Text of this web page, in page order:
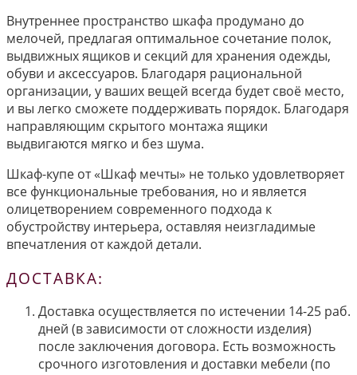
Внутреннее пространство шкафа продумано до
мелочей, предлагая оптимальное сочетание полок,
выдвижных ящиков и секций для хранения одежды,
обуви и аксессуаров. Благодаря рациональной
организации, у ваших вещей всегда будет своё место,
и вы легко сможете поддерживать порядок. Благодаря
направляющим скрытого монтажа ящики
выдвигаются мягко и без шума.
Шкаф-купе от «Шкаф мечты» не только удовлетворяет
все функциональные требования, но и является
олицетворением современного подхода к
обустройству интерьера, оставляя неизгладимые
впечатления от каждой детали.
ДОСТАВКА:
Доставка осуществляется по истечении 14-25 раб.
дней (в зависимости от сложности изделия)
после заключения договора. Есть возможность
срочного изготовления и доставки мебели (по